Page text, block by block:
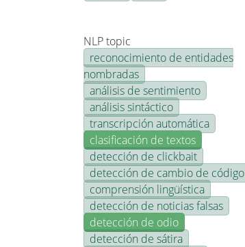
NLP topic
reconocimiento de entidades
nombradas
análisis de sentimiento
análisis sintáctico
transcripción automática
clasificación de textos
detección de clickbait
detección de cambio de código
comprensión lingüística
detección de noticias falsas
detección de odio
detección de sátira